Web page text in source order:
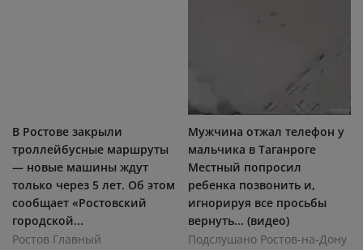
В Ростове закрыли
троллейбусные маршруты
— новые машины ждут
только через 5 лет. Об этом
сообщает «Ростовский
городской...
Ростов Главный
Мужчина отжал телефон у
мальчика в Таганроге
Местный попросил
ребенка позвонить и,
игнорируя все просьбы
вернуть... (видео)
Подслушано Ростов-на-Дону